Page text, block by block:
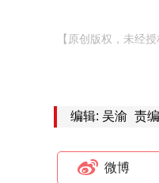
【原创版权，未经
编辑: 吴渝 责
微博